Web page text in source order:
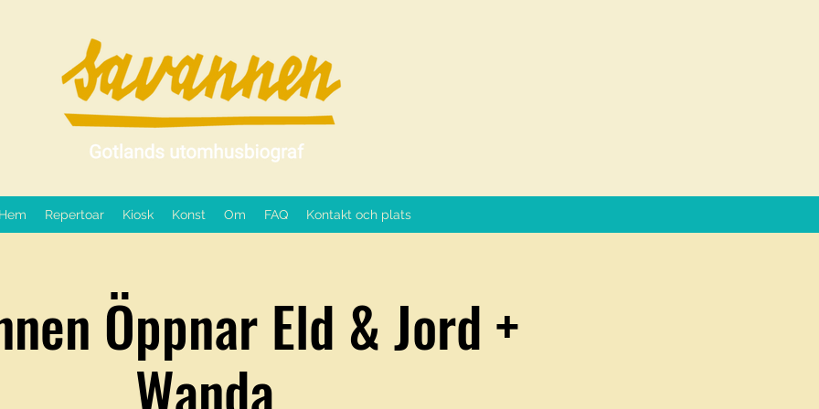
Repertoar Kiosk Konst Om FAQ Kontakt och plats
Öppnar Eld & Jord +
Wanda